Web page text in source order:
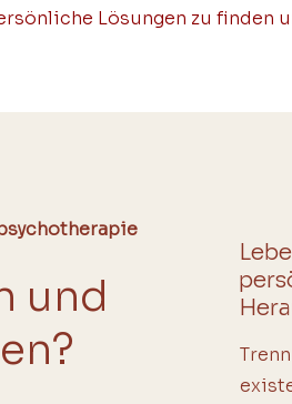
Lösungen zu finden
und